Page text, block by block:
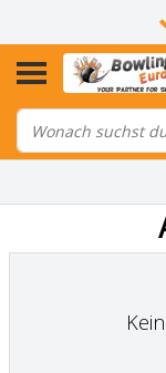
ALLE